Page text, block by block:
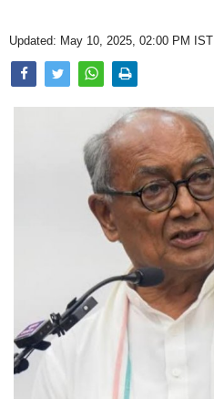
Photo Gallery
Home
Updated: May 10, 2025, 02:00 PM IST